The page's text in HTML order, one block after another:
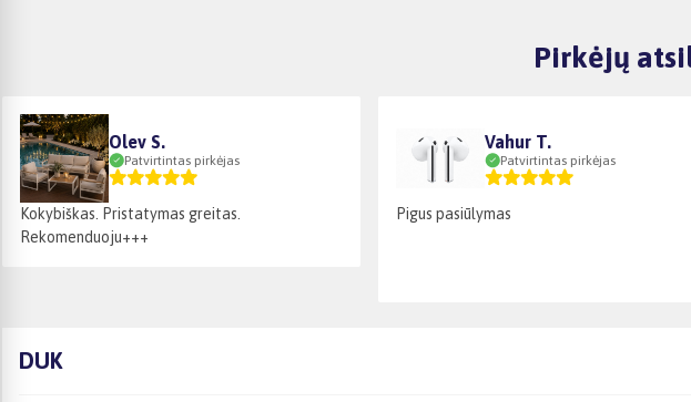
Pirkėjų
Olev S.
Patvirtintas pirkėjas
Kokybiškas. Pristatymas greitas.
Rekomenduoju+++
Vahur T.
Patvirtintas pirkėjas
Pigus pasiūlymas
DUK